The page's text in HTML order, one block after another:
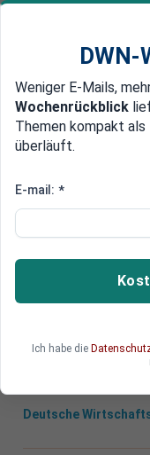
Newsticker
Edelmetalle
Blockchain-Monitor vom
SWIFT
Das globale
Deutsche
DWN-
Weniger E-Mails,
Wochenrückblick
Themen kompakt
überläuft.
E-mail: *
Ich habe die